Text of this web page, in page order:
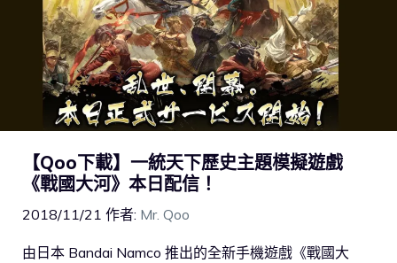
【Qoo下載】一統天下歷史主題模擬遊戲
《戰國大河》本日配信！
2018/11/21 作者: Mr. Qoo
由日本 Bandai Namco 推出的全新手機遊戲《戰國大